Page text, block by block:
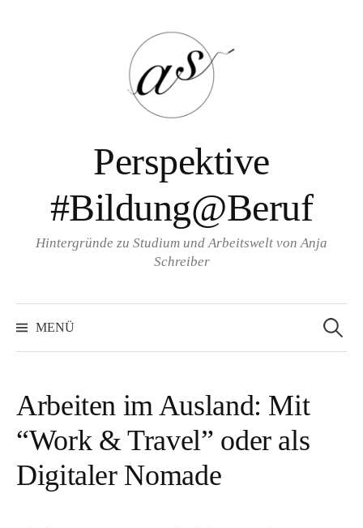
Perspektive
#Bildung@Beruf
Hintergründe zu Studium und Arbeitswelt von Anja
Schreiber
MENÜ
nach:
Arbeiten im Ausland: Mit
“Work & Travel” oder als
Digitaler Nomade